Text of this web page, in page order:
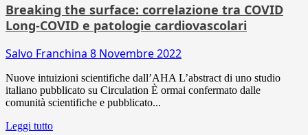
Breaking the surface: correlazione tra COVID
Long-COVID e patologie cardiovascolari
Salvo Franchina 8 Novembre 2022
Nuove intuizioni scientifiche dall’AHA L’abstract di uno studio
italiano pubblicato su Circulation È ormai confermato dalle
comunità scientifiche e pubblicato...
Leggi tutto